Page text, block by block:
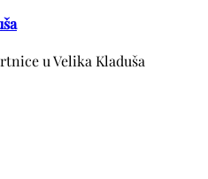
u Velika Kladuša